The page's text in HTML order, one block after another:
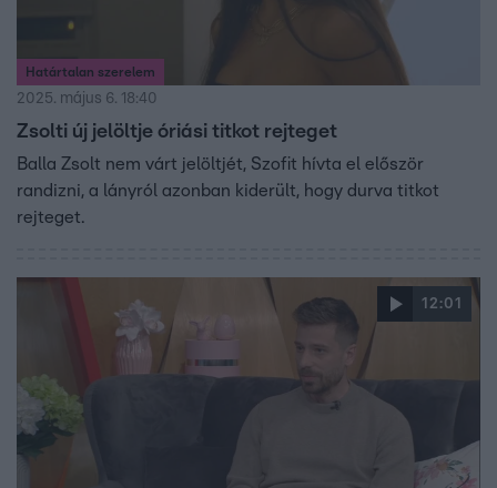
Határtalan szerelem
2025. május 6. 18:40
Zsolti új jelöltje óriási titkot rejteget
Balla Zsolt nem várt jelöltjét, Szofit hívta el először
randizni, a lányról azonban kiderült, hogy durva titkot
rejteget.
12:01